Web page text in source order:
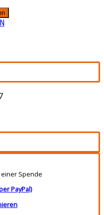
Spende
PayPal)